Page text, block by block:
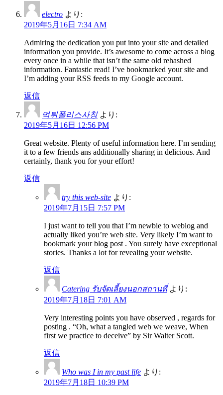
electro より:
2019年5月16日 7:34 AM
Admiring the dedication you put into your site and detailed
information you provide. It’s awesome to come across a blog
every once in a while that isn’t the same old rehashed
information. Fantastic read! I’ve bookmarked your site and
I’m adding your RSS feeds to my Google account.
返信
먹튀폴리스사칭 より:
2019年5月16日 12:56 PM
Great website. Plenty of useful information here. I’m sending
it to a few friends ans additionally sharing in delicious. And
certainly, thank you for your effort!
返信
try this web-site より:
2019年7月15日 7:57 PM
I just want to tell you that I’m newbie to weblog and
actually liked you’re web site. Very likely I’m want to
bookmark your blog post . You surely have exceptional
stories. Thanks a lot for revealing your website.
返信
Catering รับจัดเลี้ยงนอกสถานที่ より:
2019年7月18日 7:01 AM
Very interesting points you have observed , regards for
posting . “Oh, what a tangled web we weave, When
first we practice to deceive” by Sir Walter Scott.
返信
Who was I in my past life より:
2019年7月18日 10:39 PM